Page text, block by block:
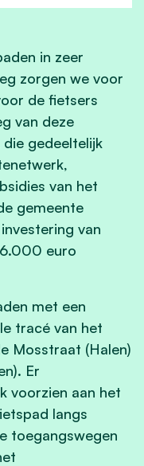
in zeer
zorgen we voor
de fietsers
van deze
gedeeltelijk
van het
gemeente
van
euro
met een
tracé van het
Mosstraat (Halen)
Er
voorzien aan het
langs
toegangswegen